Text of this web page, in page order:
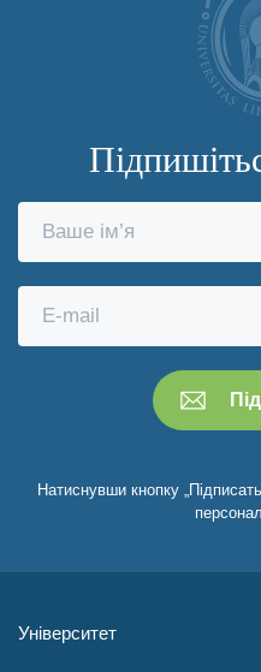
Натиснувши кнопку
Університет